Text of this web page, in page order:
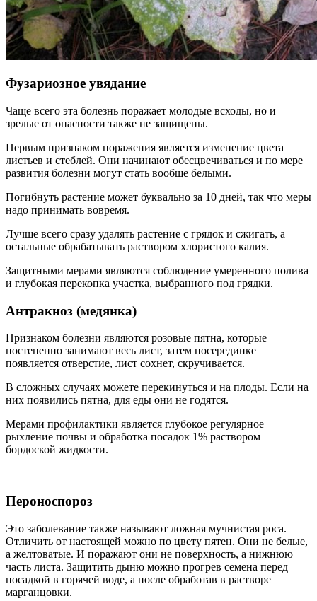
Фузариозное увядание
Чаще всего эта болезнь поражает молодые всходы, но и
зрелые от опасности также не защищены.
Первым признаком поражения является изменение цвета
листьев и стеблей. Они начинают обесцвечиваться и по мере
развития болезни могут стать вообще белыми.
Погибнуть растение может буквально за 10 дней, так что меры
надо принимать вовремя.
Лучше всего сразу удалять растение с грядок и сжигать, а
остальные обрабатывать раствором хлористого калия.
Защитными мерами являются соблюдение умеренного полива
и глубокая перекопка участка, выбранного под грядки.
Антракноз (медянка)
Признаком болезни являются розовые пятна, которые
постепенно занимают весь лист, затем посерединке
появляется отверстие, лист сохнет, скручивается.
В сложных случаях можете перекинуться и на плоды. Если на
них появились пятна, для еды они не годятся.
Мерами профилактики является глубокое регулярное
рыхление почвы и обработка посадок 1% раствором
бордоской жидкости.
Пероноспороз
Это заболевание также называют ложная мучнистая роса.
Отличить от настоящей можно по цвету пятен. Они не белые,
а желтоватые. И поражают они не поверхность, а нижнюю
часть листа. Защитить дыню можно прогрев семена перед
посадкой в горячей воде, а после обработав в растворе
марганцовки.